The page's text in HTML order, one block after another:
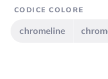
CODICE COLORE
chromeline